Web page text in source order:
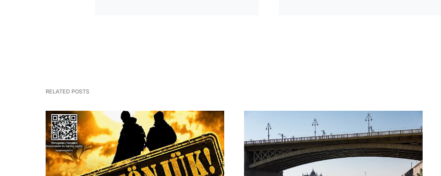
RELATED POSTS